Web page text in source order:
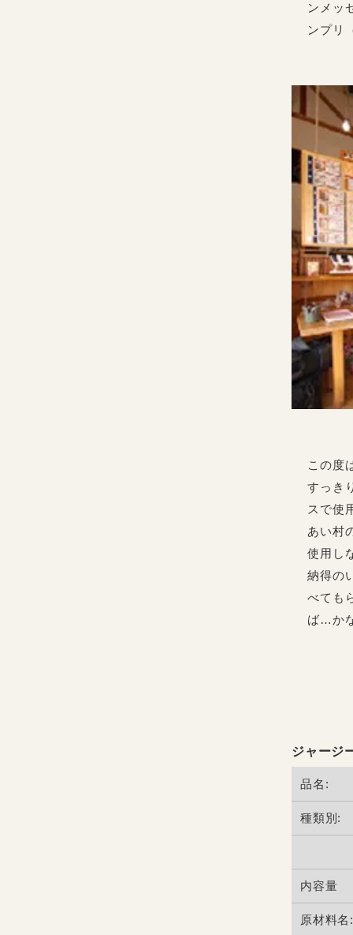
ンメッ
ンプリ
この度
すっき
スで使
あい村
使用し
納得の
べても
ば…か
ジャージ
品名:
種類別:
内容量
原材料名: